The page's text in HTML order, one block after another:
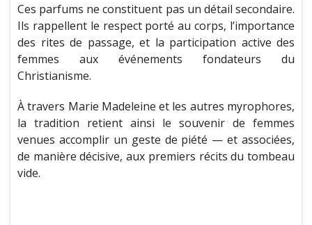
Ces parfums ne constituent pas un détail secondaire.
Ils rappellent le respect porté au corps, l’importance
des rites de passage, et la participation active des
femmes aux événements fondateurs du
Christianisme.
À travers Marie Madeleine et les autres myrophores,
la tradition retient ainsi le souvenir de femmes
venues accomplir un geste de piété — et associées,
de manière décisive, aux premiers récits du tombeau
vide.